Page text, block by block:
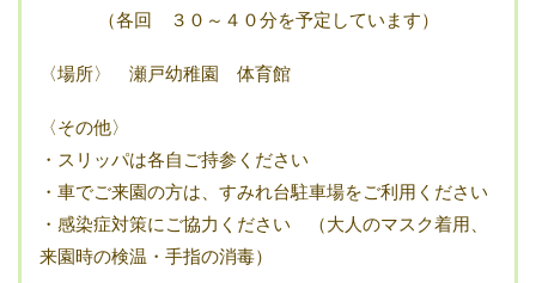
（各回 ３０～４０分を予定しています）
〈場所〉 瀬戸幼稚園 体育館
〈その他〉
・スリッパは各自ご持参ください
・車でご来園の方は、すみれ台駐車場をご利用ください
・感染症対策にご協力ください （大人のマスク着用、
来園時の検温・手指の消毒）